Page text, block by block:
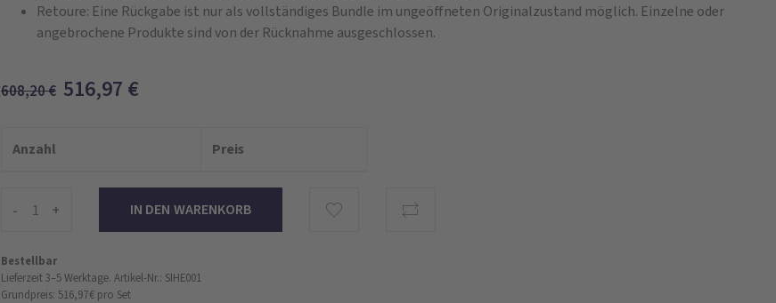
Retoure: Eine Rückgabe ist nur als vollständiges Bundle im ungeöffneten Originalzustand möglich. Einzelne oder
angebrochene Produkte sind von der Rücknahme ausgeschlossen.
608,20€ 516,97 €
Anzahl Preis
- +
Bestellbar
Lieferzeit 3–5 Werktage. Artikel-Nr.: SIHE001
Grundpreis: 516,97 € pro Set